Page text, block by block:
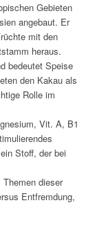
Gebieten
angebaut. Er
mit den
heraus.
bedeutet Speise
den Kakau als
Rolle im
Vit. A, B1
Stoff, der bei
dieser
Entfremdung,